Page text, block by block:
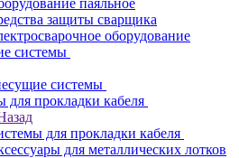
паяльное
защиты сварщика
оборудование
системы
системы
для прокладки кабеля
для прокладки кабеля
для металлических лотков